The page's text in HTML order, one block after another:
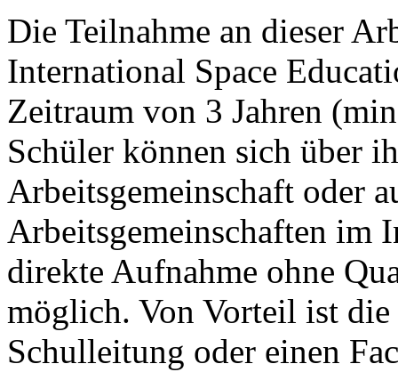
Die Teilnahme an dieser
International Space
Zeitraum von 3 Jahren
Schüler können sich über
Arbeitsgemeinschaft oder
Arbeitsgemeinschaften im
direkte Aufnahme ohne
möglich. Von Vorteil ist
Schulleitung oder einen